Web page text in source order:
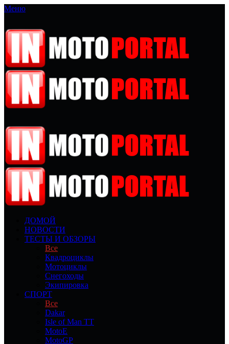
Меню
ДОМОЙ
НОВОСТИ
ТЕСТЫ И ОБЗОРЫ
Все
Квадроциклы
Мотоциклы
Снегоходы
Экипировка
СПОРТ
Все
Dakar
Isle of Man TT
MotoE
MotoGP